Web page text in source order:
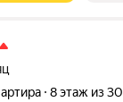
8 этаж из 30